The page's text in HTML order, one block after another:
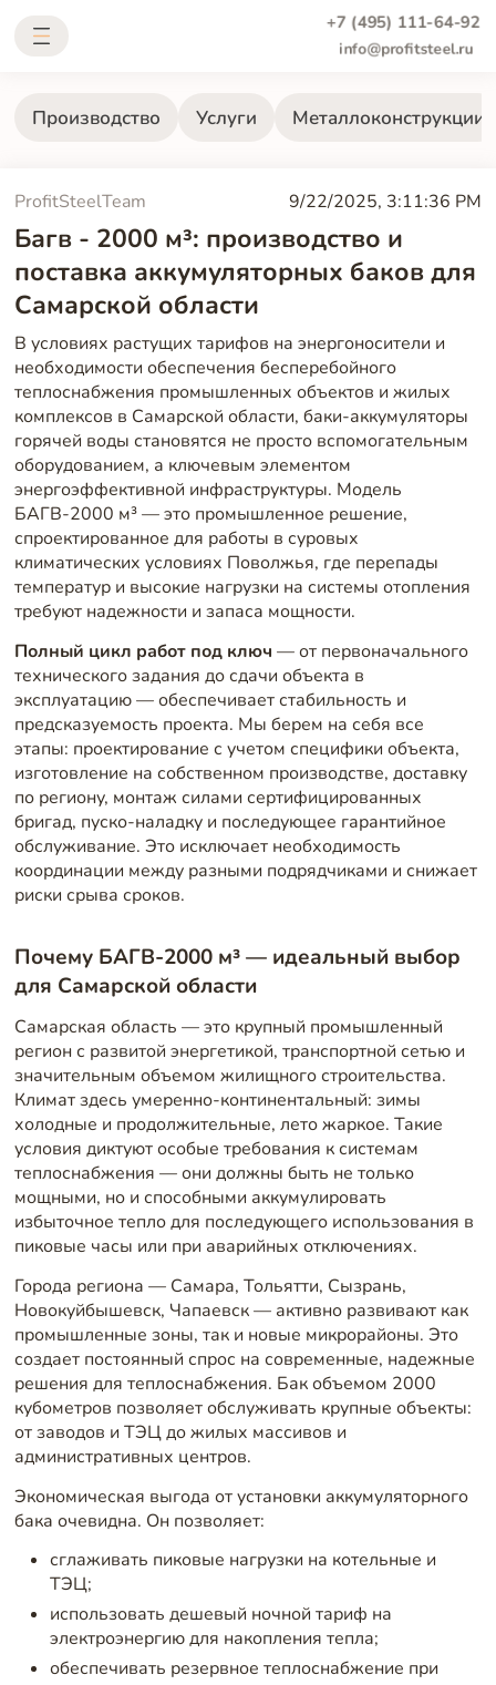
+7 (495) 111-64-92
info@profitsteel.ru
Производство Услуги Металлоконструкции
ProfitSteelTeam 9/22/2025, 3:11:36 PM
Багв - 2000 м³: производство и
поставка аккумуляторных баков для
Самарской области
В условиях растущих тарифов на энергоносители и
необходимости обеспечения бесперебойного
теплоснабжения промышленных объектов и жилых
комплексов в Самарской области, баки-аккумуляторы
горячей воды становятся не просто вспомогательным
оборудованием, а ключевым элементом
энергоэффективной инфраструктуры. Модель
БАГВ-2000 м³ — это промышленное решение,
спроектированное для работы в суровых
климатических условиях Поволжья, где перепады
температур и высокие нагрузки на системы отопления
требуют надежности и запаса мощности.
Полный цикл работ под ключ — от первоначального
технического задания до сдачи объекта в
эксплуатацию — обеспечивает стабильность и
предсказуемость проекта. Мы берем на себя все
этапы: проектирование с учетом специфики объекта,
изготовление на собственном производстве, доставку
по региону, монтаж силами сертифицированных
бригад, пуско-наладку и последующее гарантийное
обслуживание. Это исключает необходимость
координации между разными подрядчиками и снижает
риски срыва сроков.
Почему БАГВ-2000 м³ — идеальный выбор
для Самарской области
Самарская область — это крупный промышленный
регион с развитой энергетикой, транспортной сетью и
значительным объемом жилищного строительства.
Климат здесь умеренно-континентальный: зимы
холодные и продолжительные, лето жаркое. Такие
условия диктуют особые требования к системам
теплоснабжения — они должны быть не только
мощными, но и способными аккумулировать
избыточное тепло для последующего использования в
пиковые часы или при аварийных отключениях.
Города региона — Самара, Тольятти, Сызрань,
Новокуйбышевск, Чапаевск — активно развивают как
промышленные зоны, так и новые микрорайоны. Это
создает постоянный спрос на современные, надежные
решения для теплоснабжения. Бак объемом 2000
кубометров позволяет обслуживать крупные объекты:
от заводов и ТЭЦ до жилых массивов и
административных центров.
Экономическая выгода от установки аккумуляторного
бака очевидна. Он позволяет:
сглаживать пиковые нагрузки на котельные и
ТЭЦ;
использовать дешевый ночной тариф на
электроэнергию для накопления тепла;
обеспечивать резервное теплоснабжение при